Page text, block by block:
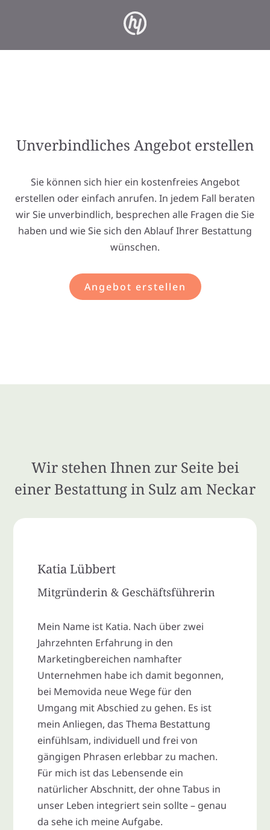
Unverbindliches Angebot erstellen
Sie können sich hier ein kostenfreies Angebot
erstellen oder einfach anrufen. In jedem Fall beraten
wir Sie unverbindlich, besprechen alle Fragen die Sie
haben und wie Sie sich den Ablauf Ihrer Bestattung
wünschen.
Angebot erstellen
Wir stehen Ihnen zur Seite bei
einer Bestattung in Sulz am Neckar
Katia Lübbert
Mitgründerin & Geschäftsführerin
Mein Name ist Katia. Nach über zwei
Jahrzehnten Erfahrung in den
Marketingbereichen namhafter
Unternehmen habe ich damit begonnen,
bei Memovida neue Wege für den
Umgang mit Abschied zu gehen. Es ist
mein Anliegen, das Thema Bestattung
einfühlsam, individuell und frei von
gängigen Phrasen erlebbar zu machen.
Für mich ist das Lebensende ein
natürlicher Abschnitt, der ohne Tabus in
unser Leben integriert sein sollte – genau
da sehe ich meine Aufgabe.